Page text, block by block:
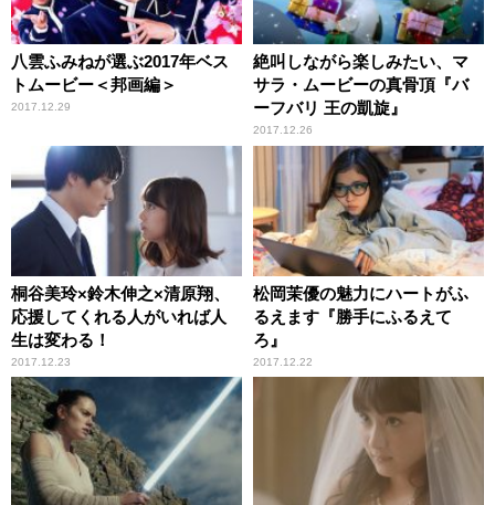
八雲ふみねが選ぶ2017年ベス
トムービー＜邦画編＞
2017.12.29
絶叫しながら楽しみたい、マ
サラ・ムービーの真骨頂『バ
ーフバリ 王の凱旋』
2017.12.26
桐谷美玲×鈴木伸之×清原翔、
応援してくれる人がいれば人
生は変わる！
2017.12.23
松岡茉優の魅力にハートがふ
るえます『勝手にふるえて
ろ』
2017.12.22